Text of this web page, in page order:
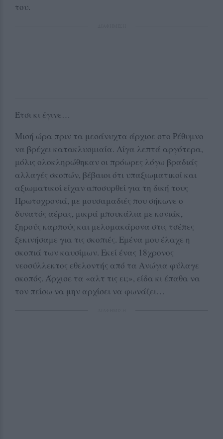
του.
Έτσι κι έγινε…
Μισή ώρα πριν τα μεσάνυχτα άρχισε στο Ρέθυμνο
να βρέχει κατακλυσμιαία. Λίγα λεπτά αργότερα,
μόλις ολοκληρώθηκαν οι πρόωρες λόγω βραδιάς
αλλαγές σκοπών, βέβαιοι ότι υπαξιωματικοί και
αξιωματικοί είχαν αποσυρθεί για τη δική τους
Πρωτοχρονιά, με μουσαμαδιές που σήκωνε ο
δυνατός αέρας, μικρά μπουκάλια με κονιάκ,
ξηρούς καρπούς και μελομακάρονα στις τσέπες
ξεκινήσαμε για τις σκοπιές. Εμένα μου έλαχε η
σκοπιά των καυσίμων. Εκεί ένας 18χρονος
νεοσύλλεκτος εθελοντής από τα Ανώγια φύλαγε
σκοπός. Άρχισε τα «αλτ τις ει;», είδα κι έπαθα να
τον πείσω να μην αρχίσει να φωνάζει…